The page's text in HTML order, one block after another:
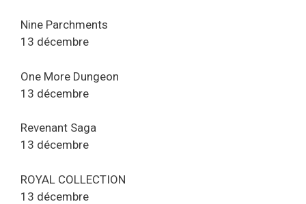
Nine Parchments
13 décembre
One More Dungeon
13 décembre
Revenant Saga
13 décembre
ROYAL COLLECTION
13 décembre